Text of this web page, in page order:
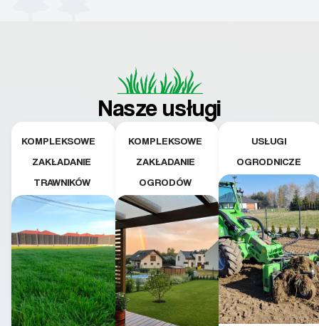
Nasze usługi
KOMPLEKSOWE
ZAKŁADANIE
TRAWNIKÓW
KOMPLEKSOWE
ZAKŁADANIE
OGRODÓW
USŁUGI
OGRODNICZE